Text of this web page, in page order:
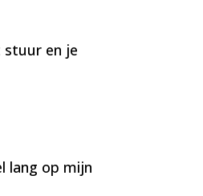
stuur en je
lang op mijn